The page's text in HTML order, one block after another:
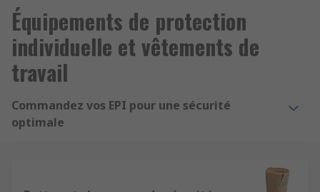
Équipements de protection
individuelle et vêtements de
travail
Commandez vos EPI pour une sécurité
optimale
fiables et conformes aux normes ? RS met à votre
disposition une large sélection d’EPI adaptés aux